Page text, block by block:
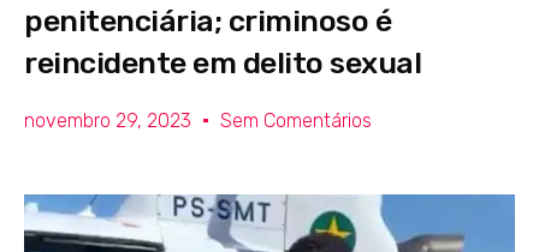
penitenciária; criminoso é
reincidente em delito sexual
novembro 29, 2023 Sem Comentários